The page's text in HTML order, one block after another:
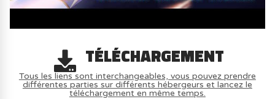
TÉLÉCHARGEMENT
Tous les liens sont interchangeables, vous pouvez prendre
différentes parties sur différents hébergeurs et lancez le
téléchargement en même temps.